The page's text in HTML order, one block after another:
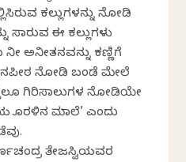
ಕಲ್ಲುಗಳನ್ನು ನೋಡಿ
ಸಾರುವ ಈ ಕಲ್ಲುಗಳು
ಅನಿಕೇತನವನ್ನು ಕಣ್ಣಿಗೆ
ನೋಡಿ ಬಂಡೆ ಮೇಲೆ
ಗಿರಿಸಾಲುಗಳ ನೋಡಿಯೇ
ಕೊರಳಿನ ಮಾಲೆ’ ಎಂದು
ತೇಜಸ್ವಿಯವರ